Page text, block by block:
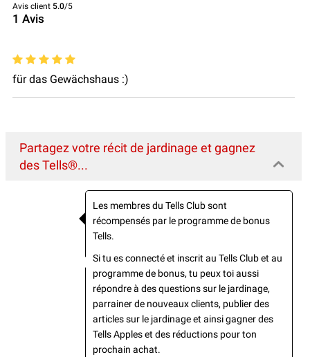
Avis client 5.0/5
1 Avis
für das Gewächshaus :)
Partagez votre récit de jardinage et gagnez
des Tells®...
Les membres du Tells Club sont
récompensés par le programme de bonus
Tells.
Si tu es connecté et inscrit au Tells Club et au
programme de bonus, tu peux toi aussi
répondre à des questions sur le jardinage,
parrainer de nouveaux clients, publier des
articles sur le jardinage et ainsi gagner des
Tells Apples et des réductions pour ton
prochain achat.